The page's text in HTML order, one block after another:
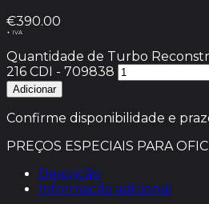
€390.00
+ IVA
Quantidade de Turbo
216 CDI - 709838
Adicionar
Confirme disponibilidade e
PREÇOS ESPECIAIS PARA
Descrição
Informação adicional